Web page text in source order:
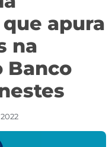
apura
na
Banco